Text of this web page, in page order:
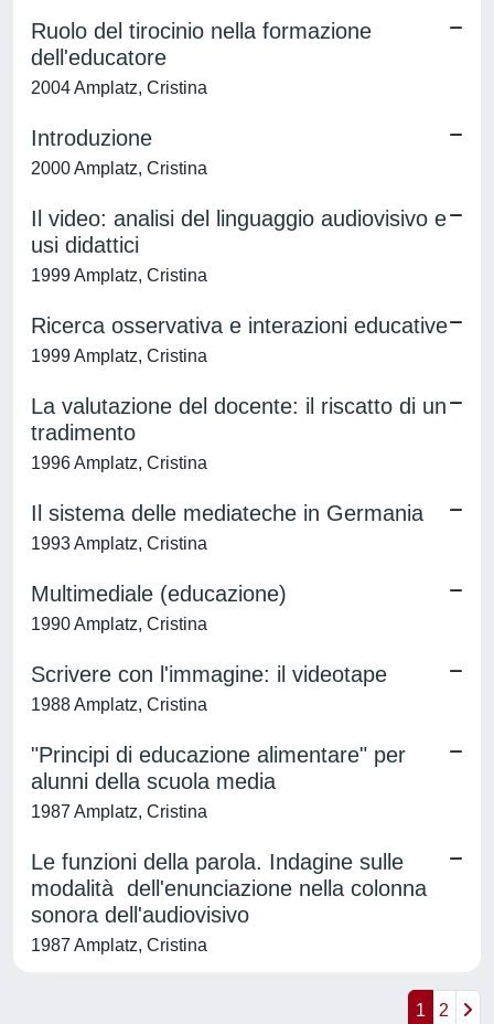
Ruolo del tirocinio nella formazione
dell'educatore
2004 Amplatz, Cristina
Introduzione
2000 Amplatz, Cristina
Il video: analisi del linguaggio audiovisivo e
usi didattici
1999 Amplatz, Cristina
Ricerca osservativa e interazioni educative
1999 Amplatz, Cristina
La valutazione del docente: il riscatto di un
tradimento
1996 Amplatz, Cristina
Il sistema delle mediateche in Germania
1993 Amplatz, Cristina
Multimediale (educazione)
1990 Amplatz, Cristina
Scrivere con l'immagine: il videotape
1988 Amplatz, Cristina
"Principi di educazione alimentare" per
alunni della scuola media
1987 Amplatz, Cristina
Le funzioni della parola. Indagine sulle
modalità dell'enunciazione nella colonna
sonora dell'audiovisivo
1987 Amplatz, Cristina
1 2